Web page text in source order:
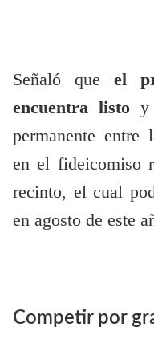
Señaló que el
encuentra listoy
permanente entre
en el fideicomiso
recinto, el cual
en agosto de este
Competir por